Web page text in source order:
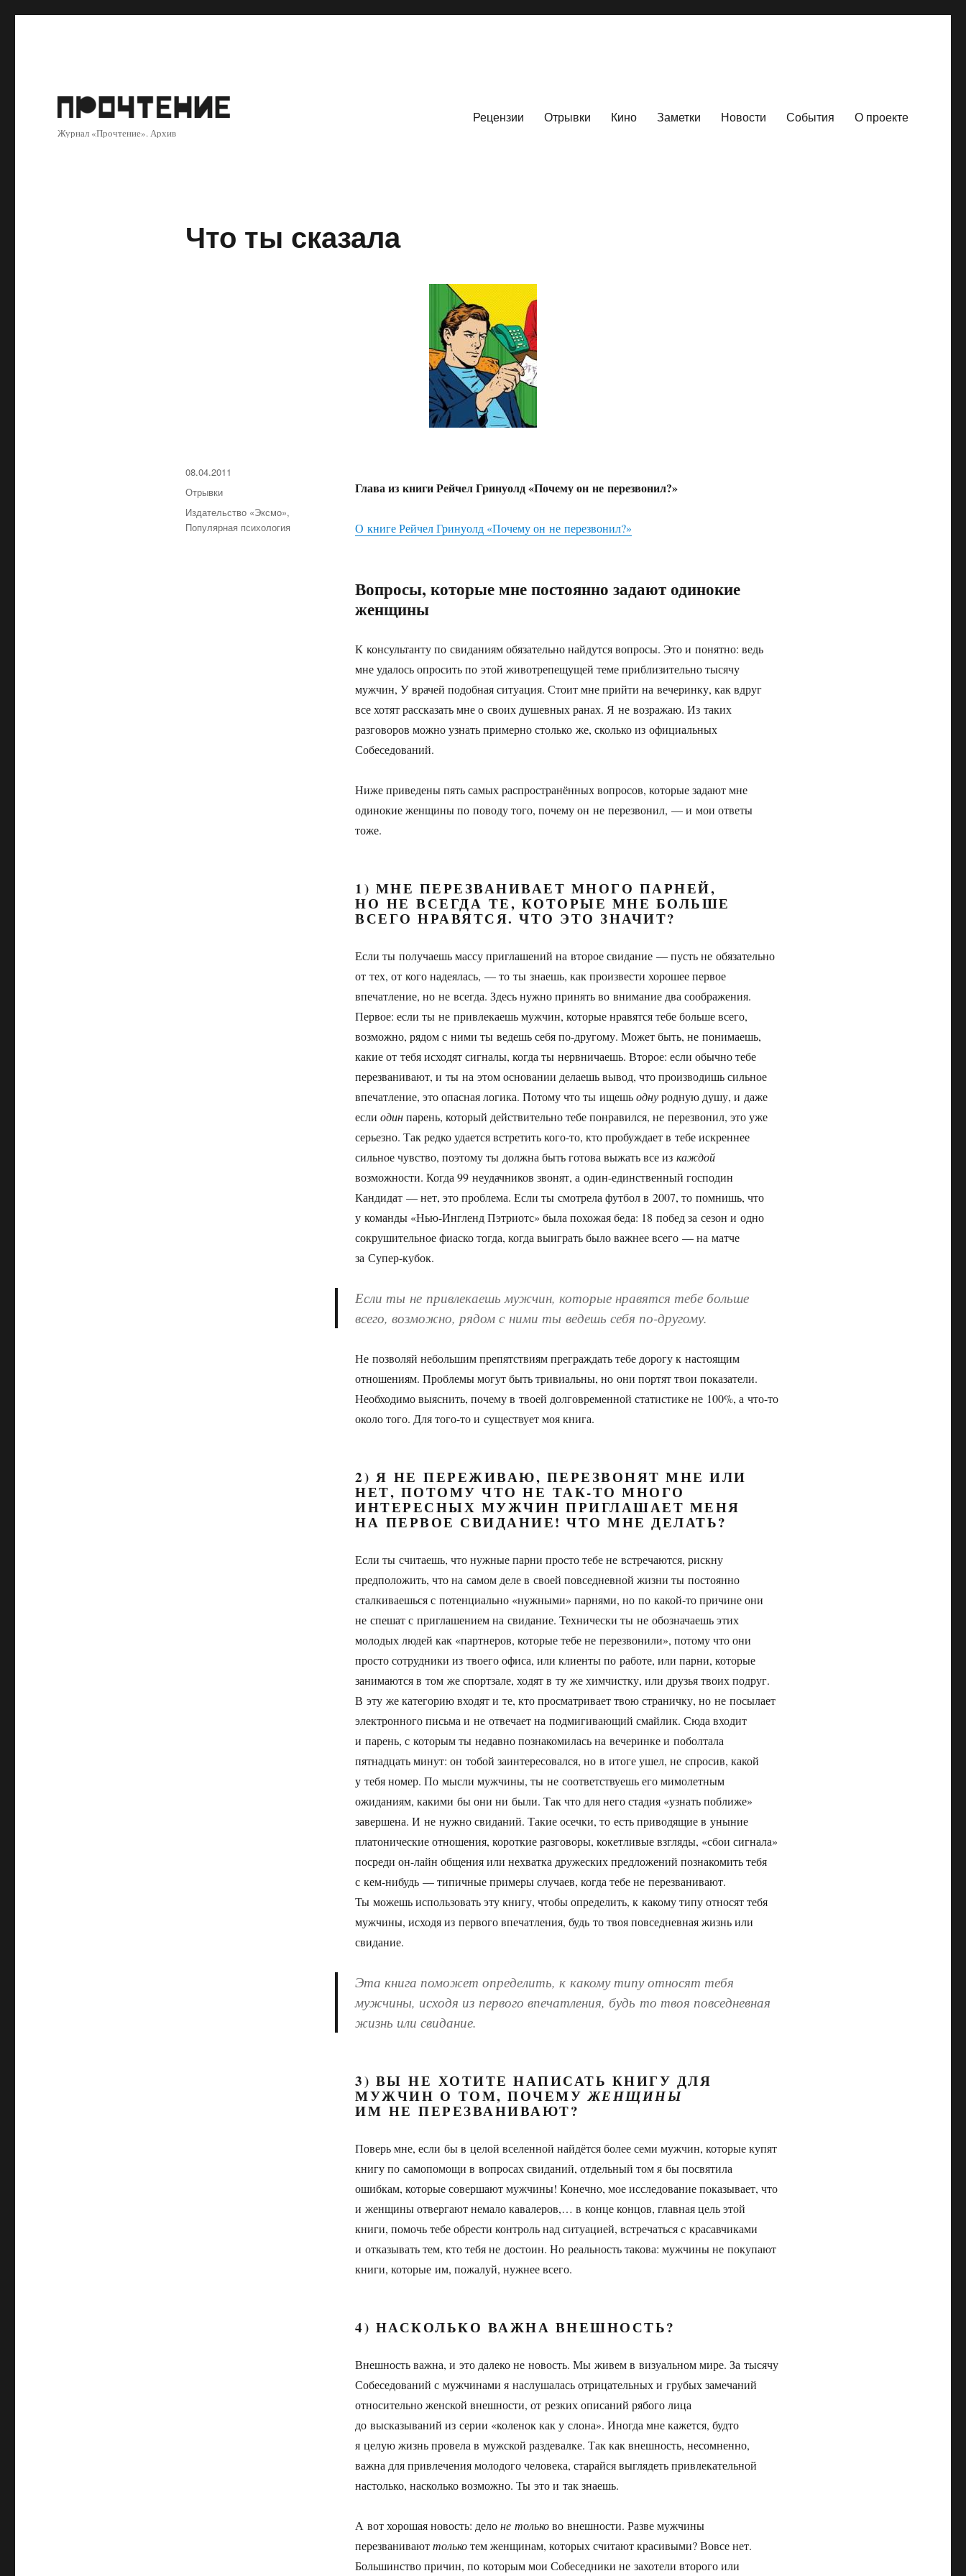
Журнал «Прочтение». Архив
Рецензии Отрывки Кино Заметки Новости События О проекте
Что ты сказала
Глава из книги Рейчел Гринуолд «Почему он не перезвонил?»
О книге Рейчел Гринуолд «Почему он не перезвонил?»
Вопросы, которые мне постоянно задают одинокие
женщины
К консультанту по свиданиям обязательно найдутся вопросы. Это и понятно: ведь
мне удалось опросить по этой животрепещущей теме приблизительно тысячу
мужчин, У врачей подобная ситуация. Стоит мне прийти на вечеринку, как вдруг
все хотят рассказать мне о своих душевных ранах. Я не возражаю. Из таких
разговоров можно узнать примерно столько же, сколько из официальных
Собеседований.
Ниже приведены пять самых распространённых вопросов, которые задают мне
одинокие женщины по поводу того, почему он не перезвонил, — и мои ответы
тоже.
1) МНЕ ПЕРЕЗВАНИВАЕТ МНОГО ПАРНЕЙ,
НО НЕ ВСЕГДА ТЕ, КОТОРЫЕ МНЕ БОЛЬШЕ
ВСЕГО НРАВЯТСЯ. ЧТО ЭТО ЗНАЧИТ?
Если ты получаешь массу приглашений на второе свидание — пусть не обязательно
от тех, от кого надеялась, — то ты знаешь, как произвести хорошее первое
впечатление, но не всегда. Здесь нужно принять во внимание два соображения.
Первое: если ты не привлекаешь мужчин, которые нравятся тебе больше всего,
возможно, рядом с ними ты ведешь себя по-другому. Может быть, не понимаешь,
какие от тебя исходят сигналы, когда ты нервничаешь. Второе: если обычно тебе
перезванивают, и ты на этом основании делаешь вывод, что производишь сильное
впечатление, это опасная логика. Потому что ты ищешьоднуродную душу, и даже
еслиодинпарень, который действительно тебе понравился, не перезвонил, это уже
серьезно. Так редко удается встретить кого-то, кто пробуждает в тебе искреннее
сильное чувство, поэтому ты должна быть готова выжать все изкаждой
возможности. Когда 99 неудачников звонят, а один-единственный господин
Кандидат — нет, это проблема. Если ты смотрела футбол в 2007, то помнишь, что
у команды «Нью-Ингленд Пэтриотс» была похожая беда: 18 побед за сезон и одно
сокрушительное фиаско тогда, когда выиграть было важнее всего — на матче
за Супер-кубок.
Если ты не привлекаешь мужчин, которые нравятся тебе больше
всего, возможно, рядом с ними ты ведешь себя по-другому.
Не позволяй небольшим препятствиям преграждать тебе дорогу к настоящим
отношениям. Проблемы могут быть тривиальны, но они портят твои показатели.
Необходимо выяснить, почему в твоей долговременной статистике не 100%, а что-то
около того. Для того-то и существует моя книга.
2) Я НЕ ПЕРЕЖИВАЮ, ПЕРЕЗВОНЯТ МНЕ ИЛИ
НЕТ, ПОТОМУ ЧТО НЕ ТАК-ТО МНОГО
ИНТЕРЕСНЫХ МУЖЧИН ПРИГЛАШАЕТ МЕНЯ
НА ПЕРВОЕ СВИДАНИЕ! ЧТО МНЕ ДЕЛАТЬ?
Если ты считаешь, что нужные парни просто тебе не встречаются, рискну
предположить, что на самом деле в своей повседневной жизни ты постоянно
сталкиваешься с потенциально «нужными» парнями, но по какой-то причине они
не спешат с приглашением на свидание. Технически ты не обозначаешь этих
молодых людей как «партнеров, которые тебе не перезвонили», потому что они
просто сотрудники из твоего офиса, или клиенты по работе, или парни, которые
занимаются в том же спортзале, ходят в ту же химчистку, или друзья твоих подруг.
В эту же категорию входят и те, кто просматривает твою страничку, но не посылает
электронного письма и не отвечает на подмигивающий смайлик. Сюда входит
и парень, с которым ты недавно познакомилась на вечеринке и поболтала
пятнадцать минут: он тобой заинтересовался, но в итоге ушел, не спросив, какой
у тебя номер. По мысли мужчины, ты не соответствуешь его мимолетным
ожиданиям, какими бы они ни были. Так что для него стадия «узнать поближе»
завершена. И не нужно свиданий. Такие осечки, то есть приводящие в уныние
платонические отношения, короткие разговоры, кокетливые взгляды, «сбои сигнала»
посреди он-лайн общения или нехватка дружеских предложений познакомить тебя
с кем-нибудь — типичные примеры случаев, когда тебе не перезванивают.
Ты можешь использовать эту книгу, чтобы определить, к какому типу относят тебя
мужчины, исходя из первого впечатления, будь то твоя повседневная жизнь или
свидание.
Эта книга поможет определить, к какому типу относят тебя
мужчины, исходя из первого впечатления, будь то твоя повседневная
жизнь или свидание.
3) ВЫ НЕ ХОТИТЕ НАПИСАТЬ КНИГУ ДЛЯ
МУЖЧИН О ТОМ, ПОЧЕМУЖЕНЩИНЫ
ИМ НЕ ПЕРЕЗВАНИВАЮТ?
Поверь мне, если бы в целой вселенной найдётся более семи мужчин, которые купят
книгу по самопомощи в вопросах свиданий, отдельный том я бы посвятила
ошибкам, которые совершают мужчины! Конечно, мое исследование показывает, что
и женщины отвергают немало кавалеров,… в конце концов, главная цель этой
книги, помочь тебе обрести контроль над ситуацией, встречаться с красавчиками
и отказывать тем, кто тебя не достоин. Но реальность такова: мужчины не покупают
книги, которые им, пожалуй, нужнее всего.
4) НАСКОЛЬКО ВАЖНА ВНЕШНОСТЬ?
Внешность важна, и это далеко не новость. Мы живем в визуальном мире. За тысячу
Собеседований с мужчинами я наслушалась отрицательных и грубых замечаний
относительно женской внешности, от резких описаний рябого лица
до высказываний из серии «коленок как у слона». Иногда мне кажется, будто
я целую жизнь провела в мужской раздевалке. Так как внешность, несомненно,
важна для привлечения молодого человека, старайся выглядеть привлекательной
настолько, насколько возможно. Ты это и так знаешь.
А вот хорошая новость: делоне тольково внешности. Разве мужчины
перезваниваюттолькотем женщинам, которых считают красивыми? Вовсе нет.
Большинство причин, по которым мои Собеседники не захотели второго или
Опубликовано
08.04.2011
Рубрики
Отрывки
Метки
Издательство «Эксмо»,
Популярная психология